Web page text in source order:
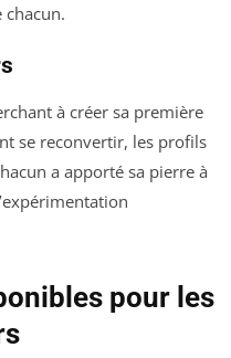
à créer sa première
se reconvertir, les profils
a apporté sa pierre à
pour les